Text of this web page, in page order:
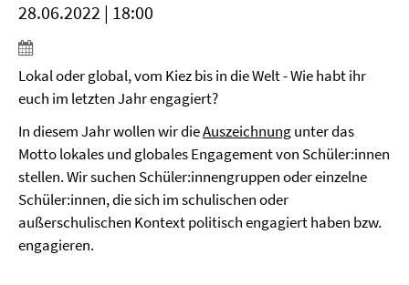
28.06.2022 | 18:00
Lokal oder global, vom Kiez bis in die Welt - Wie habt ihr
euch im letzten Jahr engagiert?
In diesem Jahr wollen wir dieAuszeichnungunter das
Motto lokales und globales Engagement von Schüler:innen
stellen. Wir suchen Schüler:innengruppen oder einzelne
Schüler:innen, die sich im schulischen oder
außerschulischen Kontext politisch engagiert haben bzw.
engagieren.